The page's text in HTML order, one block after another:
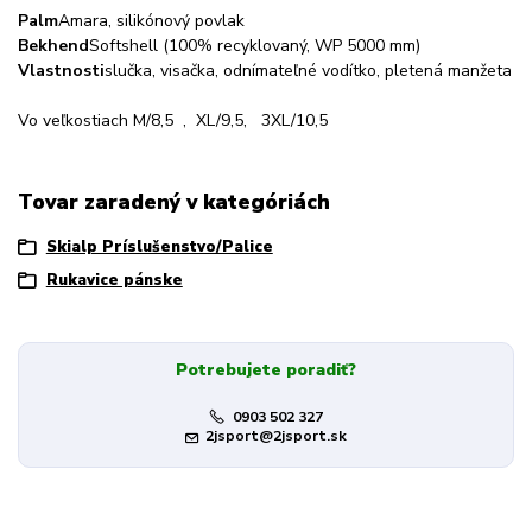
PalmAmara, silikónový povlak
BekhendSoftshell (100% recyklovaný, WP 5000 mm)
Vlastnostislučka, visačka, odnímateľné vodítko, pletená manžeta
Vo veľkostiach M/8,5 , XL/9,5, 3XL/10,5
Tovar zaradený v kategóriách
Skialp Príslušenstvo/Palice
Rukavice pánske
Potrebujete poradiť?
0903 502 327
2jsport@2jsport.sk